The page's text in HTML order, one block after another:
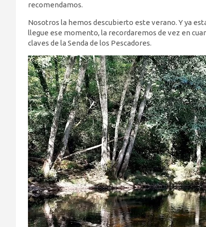
recomendamos.
Nosotros la hemos descubierto este verano. Y ya
llegue ese momento, la recordaremos de vez en
claves de la Senda de los Pescadores.